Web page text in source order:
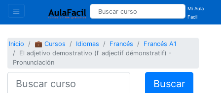
Mi Aula
Facil
Inicio 💼 Cursos Idiomas Francés
Francés A1
El adjetivo demostrativo (l' adjectif démonstratif) -
Pronunciación
Buscar